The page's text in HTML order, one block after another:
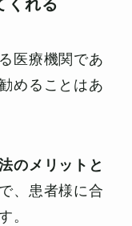
くれる
医療機関であ
めることはあ
のメリットと
、患者様に合
。